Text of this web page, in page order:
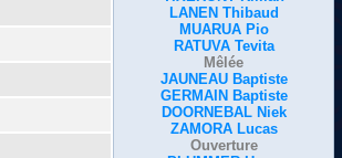
LANEN Thibaud
MUARUA Pio
RATUVA Tevita
Mêlée
JAUNEAU Baptiste
GERMAIN Baptiste
DOORNEBAL Niek
ZAMORA Lucas
Ouverture